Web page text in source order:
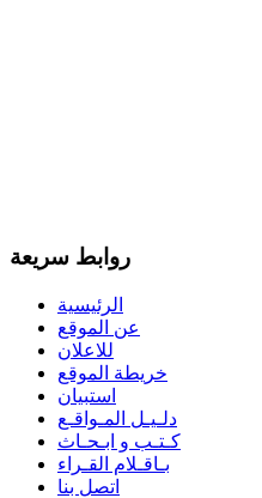
روابط سريعة
الرئيسية
عن الموقع
للاعلان
خريطة الموقع
استبيان
دلـيـل المـواقـع
كـتـب و ابـحـاث
بـاقـلام القـراء
اتصل بنا